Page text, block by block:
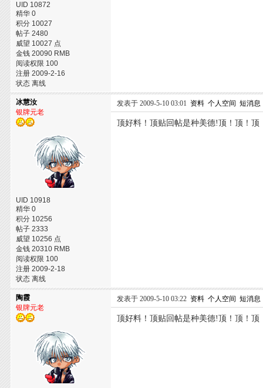
UID 10872
精华 0
积分 10027
帖子 2480
威望 10027 点
金钱 20090 RMB
阅读权限 100
注册 2009-2-16
状态 离线
冰慧汝
银牌元老
UID 10918
精华 0
积分 10256
帖子 2333
威望 10256 点
金钱 20310 RMB
阅读权限 100
注册 2009-2-18
状态 离线
发表于 2009-5-10 03:01 资料 个人空间 短消息
顶好料！顶贴回帖是种美德!顶！顶！顶
陶霞
银牌元老
发表于 2009-5-10 03:22 资料 个人空间 短消息
顶好料！顶贴回帖是种美德!顶！顶！顶